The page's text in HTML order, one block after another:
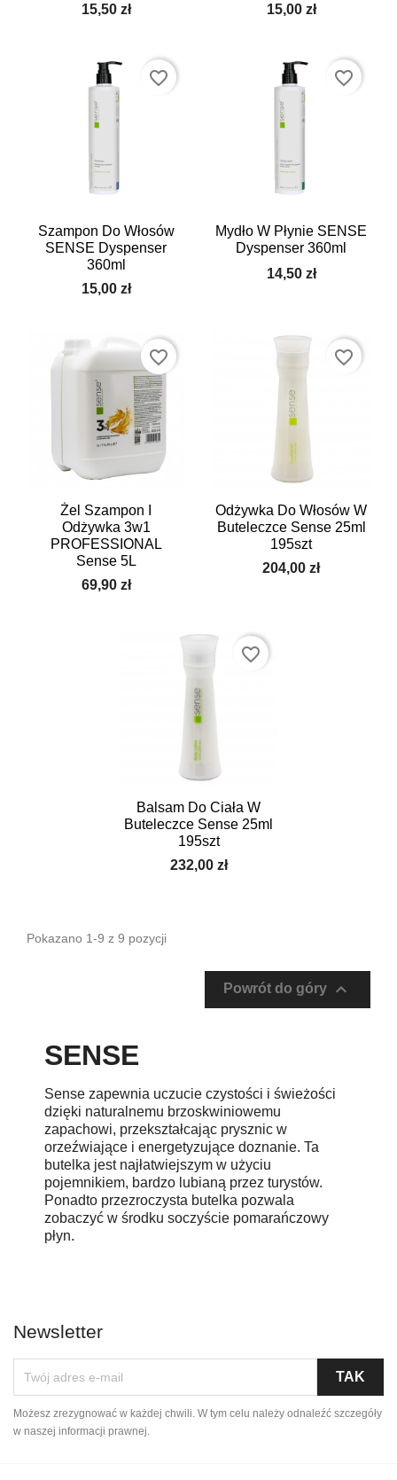
15,50 zł
15,00 zł
Szampon Do Włosów
SENSE Dyspenser
360ml
15,00 zł
favorite_border
Mydło W Płynie SENSE
Dyspenser 360ml
14,50 zł
favorite_border
Żel Szampon I
Odżywka 3w1
PROFESSIONAL
Sense 5L
69,90 zł
favorite_border
Odżywka Do Włosów W
Buteleczce Sense 25ml
195szt
204,00 zł
favorite_border
Balsam Do Ciała W
Buteleczce Sense 25ml
195szt
232,00 zł
favorite_border
Pokazano 1-9 z 9 pozycji
Powrót do góry 
SENSE
Sense zapewnia uczucie czystości i świeżości
dzięki naturalnemu brzoskwiniowemu
zapachowi, przekształcając prysznic w
orzeźwiające i energetyzujące doznanie. Ta
butelka jest najłatwiejszym w użyciu
pojemnikiem, bardzo lubianą przez turystów.
Ponadto przezroczysta butelka pozwala
zobaczyć w środku soczyście pomarańczowy
płyn.
Newsletter
Możesz zrezygnować w każdej chwili. W tym celu należy odnaleźć szczegóły
w naszej informacji prawnej.